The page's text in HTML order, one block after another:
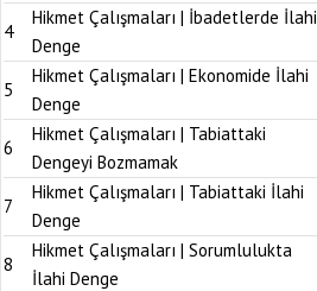
4
Hikmet Çalışmaları | İbadetlerde İlahi
Denge
5
Hikmet Çalışmaları | Ekonomide İlahi
Denge
6
Hikmet Çalışmaları | Tabiattaki
Dengeyi Bozmamak
7
Hikmet Çalışmaları | Tabiattaki İlahi
Denge
8
Hikmet Çalışmaları | Sorumlulukta
İlahi Denge